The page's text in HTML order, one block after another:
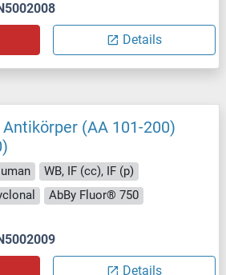
Details
(AA 101-200)
WB, IF (cc), IF (p)
AbBy Fluor® 750
Details